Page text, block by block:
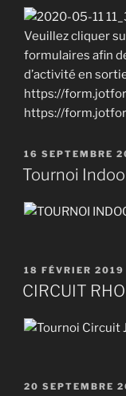
Veuillez cliquer
formulaires afin
d’activité en
https://
https://
PUBLIÉ
LE
16 SEPTEMBRE
Tournoi
PUBLIÉ
LE
18 FÉVRIER 2019
CIRCUIT
PUBLIÉ
20 SEPTEMBRE